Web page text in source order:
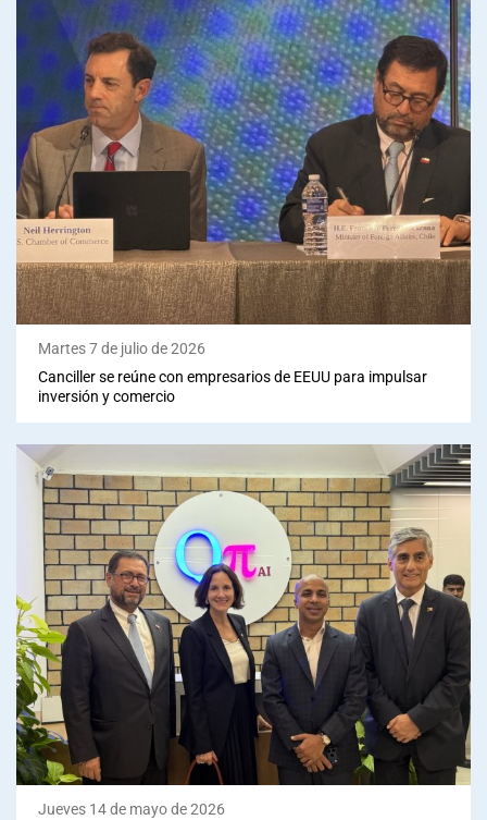
Martes 7 de julio de 2026
Canciller se reúne con empresarios de EEUU para impulsar
inversión y comercio
Jueves 14 de mayo de 2026